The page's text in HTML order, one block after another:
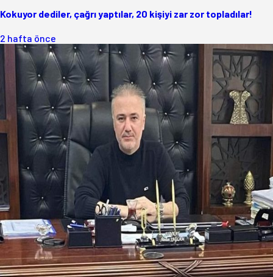
Kokuyor dediler, çağrı yaptılar, 20 kişiyi zar zor topladılar!
2 hafta önce